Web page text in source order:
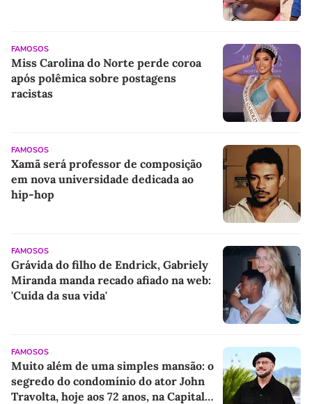
FAMOSOS
Miss Carolina do Norte perde coroa
após polêmica sobre postagens
racistas
FAMOSOS
Xamã será professor de composição
em nova universidade dedicada ao
hip-hop
FAMOSOS
Grávida do filho de Endrick, Gabriely
Miranda manda recado afiado na web:
'Cuida da sua vida'
FAMOSOS
Muito além de uma simples mansão: o
segredo do condomínio do ator John
Travolta, hoje aos 72 anos, na Capital